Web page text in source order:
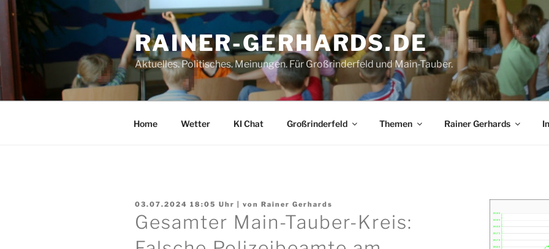
Zum
springen
RAINER-GERHARDS.DE
Aktuelles. Politisches. Meinungen. Für Großrinderfeld und Main-Tauber.
Home Wetter KI Chat Großrinderfeld Themen Rainer Gerhards
03.07.2024 18:05 Uhr | von Rainer Gerhards
Gesamter Main-Tauber-Kreis: